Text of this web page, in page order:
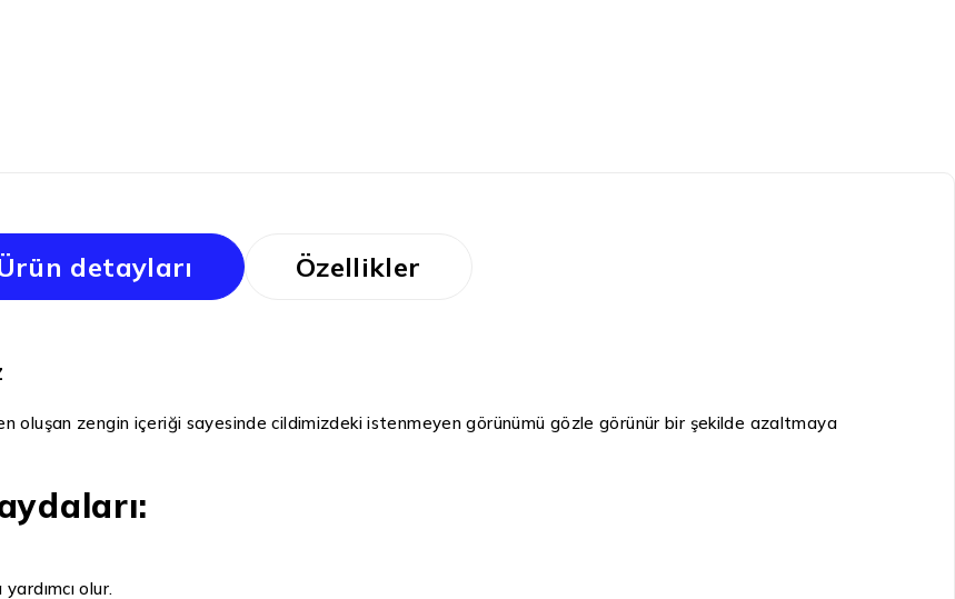
detayları Özellikler
oluşan zengin içeriği sayesinde cildimizdeki istenmeyen görünümü gözle görünür bir şekilde azaltmaya
olur.